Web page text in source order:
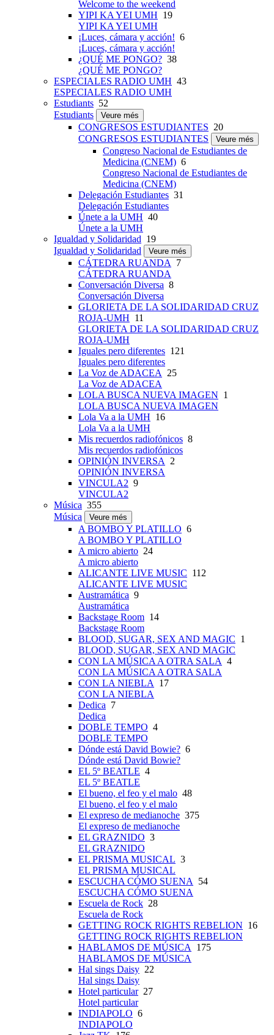
Welcome to the weekend
YIPI KA YEI UMH 19
YIPI KA YEI UMH
¡Luces, cámara y acción! 6
¡Luces, cámara y acción!
¿QUÉ ME PONGO? 38
¿QUÉ ME PONGO?
ESPECIALES RADIO UMH 43
ESPECIALES RADIO UMH
Estudiants 52
Estudiants
Veure més
CONGRESOS ESTUDIANTES 20
CONGRESOS ESTUDIANTES
Veure més
Congreso Nacional de Estudiantes de
Medicina (CNEM) 6
Congreso Nacional de Estudiantes de
Medicina (CNEM)
Delegación Estudiantes 31
Delegación Estudiantes
Únete a la UMH 40
Únete a la UMH
Igualdad y Solidaridad 19
Igualdad y Solidaridad
Veure més
CÁTEDRA RUANDA
7
CÁTEDRA RUANDA
Conversación Diversa 8
Conversación Diversa
GLORIETA DE LA SOLIDARIDAD CRUZ
ROJA-UMH 11
GLORIETA DE LA SOLIDARIDAD CRUZ
ROJA-UMH
Iguales pero diferentes 121
Iguales pero diferentes
La Voz de ADACEA
25
La Voz de ADACEA
LOLA BUSCA NUEVA IMAGEN 1
LOLA BUSCA NUEVA IMAGEN
Lola Va a la UMH 16
Lola Va a la UMH
Mis recuerdos radiofónicos 8
Mis recuerdos radiofónicos
OPINIÓN INVERSA
2
OPINIÓN INVERSA
VINCULA2 9
VINCULA2
Música 355
Música
Veure més
A BOMBO Y PLATILLO 6
A BOMBO Y PLATILLO
A micro abierto 24
A micro abierto
ALICANTE LIVE MUSIC 112
ALICANTE LIVE MUSIC
Austramática 9
Austramática
Backstage Room 14
Backstage Room
BLOOD, SUGAR, SEX AND MAGIC 1
BLOOD, SUGAR, SEX AND MAGIC
CON LA MÚSICA A OTRA SALA 4
CON LA MÚSICA A OTRA SALA
CON LA NIEBLA
17
CON LA NIEBLA
Dedica 7
Dedica
DOBLE TEMPO 4
DOBLE TEMPO
Dónde está David Bowie? 6
Dónde está David Bowie?
EL 5º BEATLE 4
EL 5º BEATLE
El bueno, el feo y el malo 48
El bueno, el feo y el malo
El expreso de medianoche 375
El expreso de medianoche
EL GRAZNIDO 3
EL GRAZNIDO
EL PRISMA MUSICAL 3
EL PRISMA MUSICAL
ESCUCHA CÓMO SUENA
54
ESCUCHA CÓMO SUENA
Escuela de Rock 28
Escuela de Rock
GETTING ROCK RIGHTS REBELION 16
GETTING ROCK RIGHTS REBELION
HABLAMOS DE MÚSICA
175
HABLAMOS DE MÚSICA
Hal sings Daisy 22
Hal sings Daisy
Hotel particular27
Hotel particular
INDIAPOLO 6
INDIAPOLO